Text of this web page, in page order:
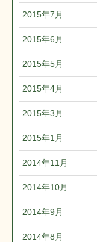
2015年7月
2015年6月
2015年5月
2015年4月
2015年3月
2015年1月
2014年11月
2014年10月
2014年9月
2014年8月